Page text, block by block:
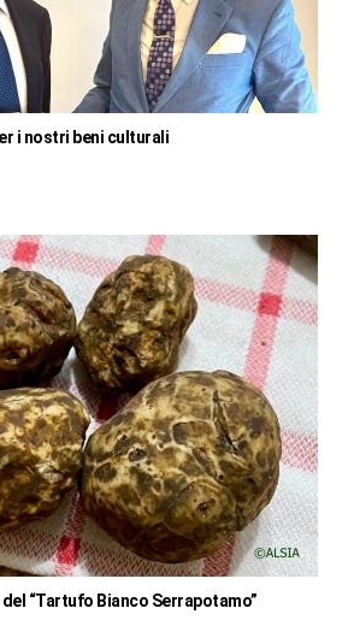
i nostri beni culturali
“Tartufo Bianco Serrapotamo”